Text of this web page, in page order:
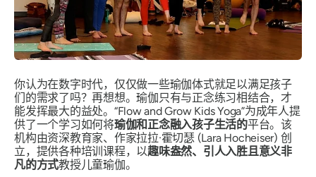
你认为在数字时代，仅仅做一些瑜伽体式就足以满足孩子
们的需求了吗？再想想。瑜伽只有与正念练习相结合，才
能发挥最大的益处。“Flow and Grow Kids Yoga”为成年人提
供了一个学习如何将瑜伽和正念融入孩子生活的平台。该
机构由资深教育家、作家拉拉·霍切瑟 (Lara Hocheiser) 创
立，提供各种培训课程，以趣味盎然、引人入胜且意义非
凡的方式教授儿童瑜伽。